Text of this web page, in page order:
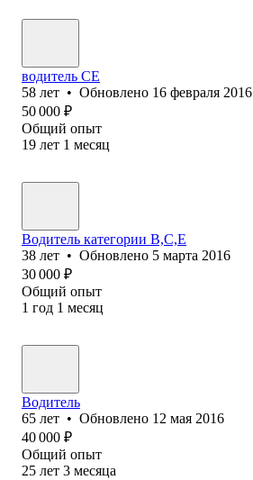
водитель СЕ
58 лет • Обновлено 16 февраля 2016
50 000 ₽
Общий опыт
19 лет 1 месяц
Водитель категории В,С,Е
38 лет • Обновлено 5 марта 2016
30 000 ₽
Общий опыт
1 год 1 месяц
Водитель
65 лет • Обновлено 12 мая 2016
40 000 ₽
Общий опыт
25 лет 3 месяца